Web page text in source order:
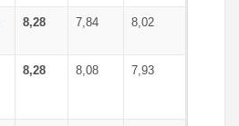
8,28 7,84 8,02
8,28 8,08 7,93